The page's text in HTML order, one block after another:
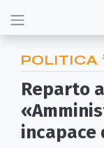
POLITICA
Reparto
incapace